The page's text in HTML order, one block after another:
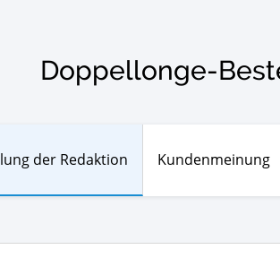
Doppellonge-
der Redaktion Kundenmeinung